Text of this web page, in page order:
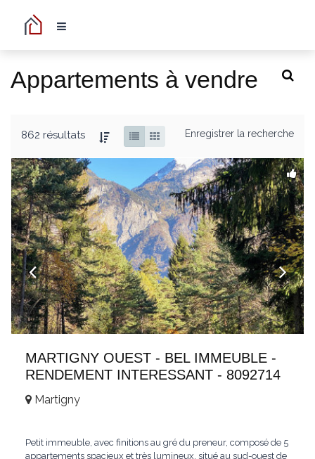
Appartements à vendre
862 résultats Enregistrer la recherche
MARTIGNY OUEST - BEL IMMEUBLE -
RENDEMENT INTERESSANT - 8092714
Martigny
Petit immeuble, avec finitions au gré du preneur, composé de 5
appartements spacieux et très lumineux, situé au sud-ouest de